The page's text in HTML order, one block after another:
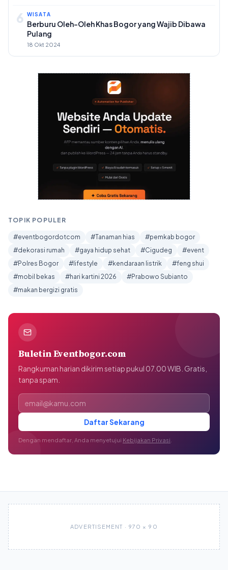
6 WISATA
Berburu Oleh-Oleh Khas Bogor yang Wajib Dibawa
Pulang
18 Okt 2024
TOPIK POPULER
#eventbogordotcom #Tanaman hias
#pemkab bogor
#dekorasi rumah
#gaya hidup sehat #Cigudeg
#event
#Polres Bogor
#lifestyle #kendaraan listrik
#feng shui
#mobil bekas
#hari kartini 2026
#Prabowo Subianto
#makan bergizi gratis
Buletin Eventbogor.com
Rangkuman harian dikirim setiap pukul 07.00 WIB. Gratis,
tanpa spam.
Alamat email
Daftar Sekarang
Dengan mendaftar, Anda menyetujui Kebijakan Privasi
ADVERTISEMENT · 970 × 90